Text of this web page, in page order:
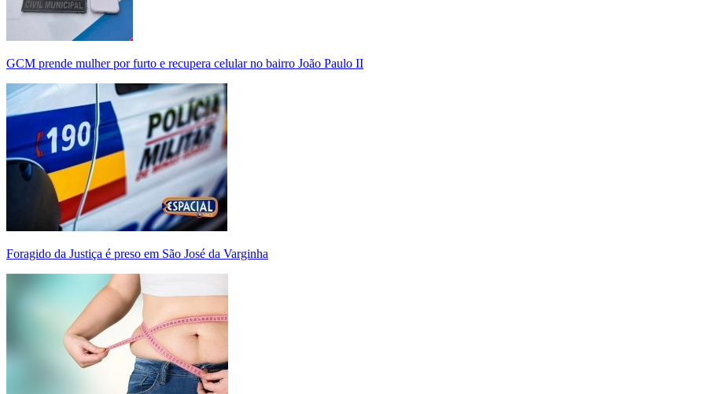
GCM prende mulher por furto e recupera celular no bairro João Paulo II
Foragido da Justiça é preso em São José da Varginha